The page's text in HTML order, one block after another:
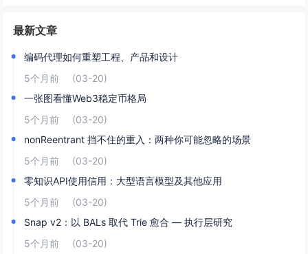
最新文章
编码代理如何重塑工程、产品和设计
5个月前
(03-20)
一张图看懂Web3稳定币格局
5个月前
(03-20)
nonReentrant 挡不住的重入：两种你可能忽略的场景
5个月前
(03-20)
零知识API使用信用：大型语言模型及其他应用
5个月前
(03-20)
Snap v2：以 BALs 取代 Trie 愈合 — 执行层研究
5个月前
(03-20)